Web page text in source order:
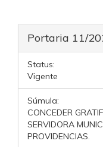
Portaria 11/
Status:
Vigente
Súmula:
CONCEDER
SERVIDORA
PROVIDENCIAS.